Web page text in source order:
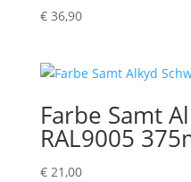
€36,90
Farbe Samt
RAL9005
€21,00